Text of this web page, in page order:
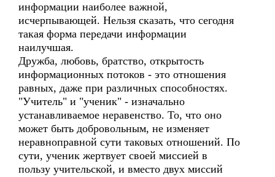
информации наиболее важной,
исчерпывающей. Нельзя сказать, что сегодня
такая форма передачи информации
наилучшая.
Дружба, любовь, братство, открытость
информационных потоков - это отношения
равных, даже при различных способностях.
"Учитель" и "ученик" - изначально
устанавливаемое неравенство. То, что оно
может быть добровольным, не изменяет
неравноправной сути таковых отношений. По
сути, ученик жертвует своей миссией в
пользу учительской, и вместо двух миссий